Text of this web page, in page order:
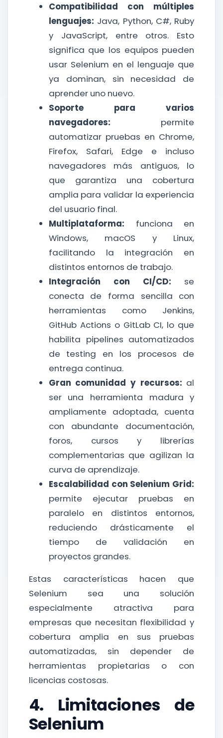
Compatibilidad con múltiples
lenguajes: Java, Python, C#, Ruby
y JavaScript, entre otros. Esto
significa que los equipos pueden
usar Selenium en el lenguaje que
ya dominan, sin necesidad de
aprender uno nuevo.
Soporte para varios
navegadores: permite
automatizar pruebas en Chrome,
Firefox, Safari, Edge e incluso
navegadores más antiguos, lo
que garantiza una cobertura
amplia para validar la experiencia
del usuario final.
Multiplataforma: funciona en
Windows, macOS y Linux,
facilitando la integración en
distintos entornos de trabajo.
Integración con CI/CD: se
conecta de forma sencilla con
herramientas como Jenkins,
GitHub Actions o GitLab CI, lo que
habilita pipelines automatizados
de testing en los procesos de
entrega continua.
Gran comunidad y recursos: al
ser una herramienta madura y
ampliamente adoptada, cuenta
con abundante documentación,
foros, cursos y librerías
complementarias que agilizan la
curva de aprendizaje.
Escalabilidad con Selenium Grid:
permite ejecutar pruebas en
paralelo en distintos entornos,
reduciendo drásticamente el
tiempo de validación en
proyectos grandes.
Estas características hacen que
Selenium sea una solución
especialmente atractiva para
empresas que necesitan flexibilidad y
cobertura amplia en sus pruebas
automatizadas, sin depender de
herramientas propietarias o con
licencias costosas.
4. Limitaciones de
Selenium